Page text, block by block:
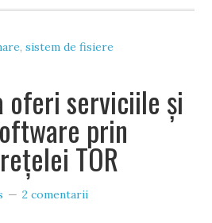
,sistem de fisiere
oferi serviciile și
prin
TOR
2 comentarii